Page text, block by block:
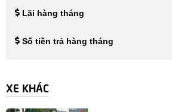
Lãi hàng tháng
Số tiền trả hàng tháng
XE KHÁC